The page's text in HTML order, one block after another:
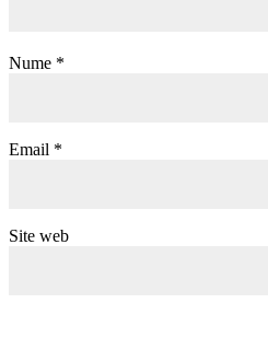
Nume *
Email *
Site web